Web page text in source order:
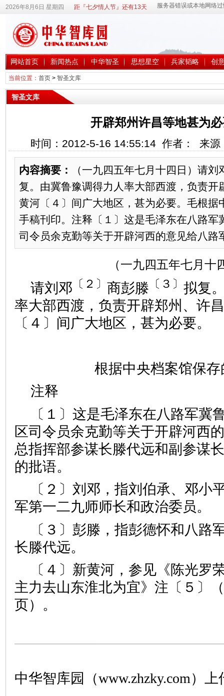
2026年8月6日 星期四 距『七夕情人节』还有13天
网站首页 新闻热点 中华智圣 思想星空 兵家韬略 创
当前位置： 首页> 智圣文库
智圣文库
开辟郑州许昌等地甚为
时间：2012-5-16 14:55:14 作者： 来
内容摘要：
（一九四五年七月十四日）请
复。由冀鲁豫调得力人率大部西渡，负责开
黄河〔４〕间广大地区，甚为必要。毛根据
手稿刊印。注释〔１〕这是毛泽东在八路军
司令员余克勤等关于开辟河西的意见给八路
（一九四五年七月十
请刘邓 〔２〕 商彭滕 〔３〕 拟复
率大部西渡，负责开辟郑州、许
〔４〕间广大地区，甚为必要。
根据中央档案馆保
注释
〔１〕这是毛泽东在八路军冀
区司令员余克勤等关于开辟河西
总指挥部参谋长滕代远和副参谋
的批语。
〔２〕刘邓，指刘伯承、邓小
军第一二九师师长和政治委员。
〔３〕彭滕，指彭德怀和八路
长滕代远。
〔４〕新黄河，参见《陈光罗
主力去山东淮北为宜》注〔５〕
页）。
中华智库园（www.zhzky.com）上